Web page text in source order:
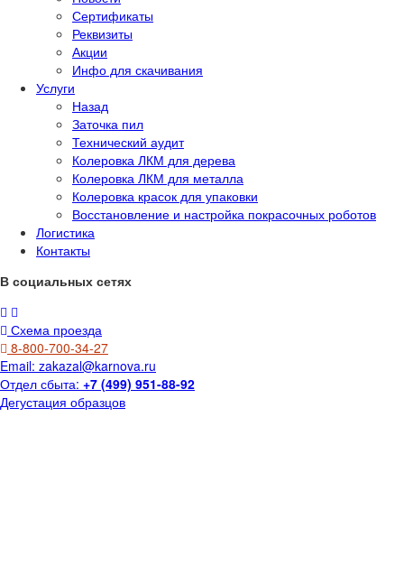
Сертификаты
Реквизиты
Акции
Инфо для скачивания
Услуги
Назад
Заточка пил
Технический аудит
Колеровка ЛКМ для дерева
Колеровка ЛКМ для металла
Колеровка красок для упаковки
Восстановление и настройка покрасочных роботов
Логистика
Контакты
В социальных сетях
Схема проезда
8-800-700-34-27
Email: zakazal@karnova.ru
Отдел сбыта: +7 (499) 951-88-92
Дегустация образцов